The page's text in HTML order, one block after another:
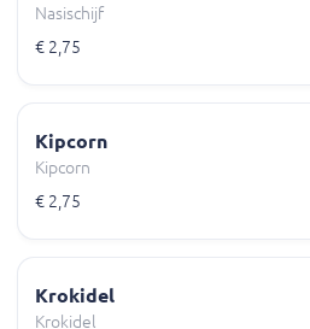
Nasischijf
€ 2,75
Kipcorn
Kipcorn
€ 2,75
Krokidel
Krokidel